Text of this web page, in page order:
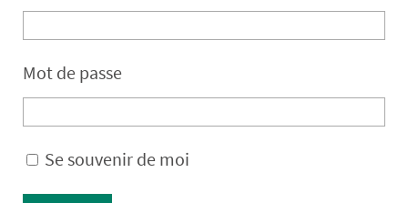
Mot de passe
Se souvenir de moi